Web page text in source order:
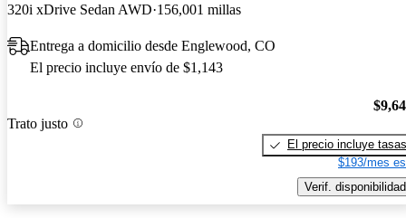
320i xDrive Sedan AWD 156,001 millas
Entrega a domicilio desde Englewood, CO
El precio incluye envío de $1,143
Trato justo
El precio incluye tasas
$193/mes
Verif. disponibilidad